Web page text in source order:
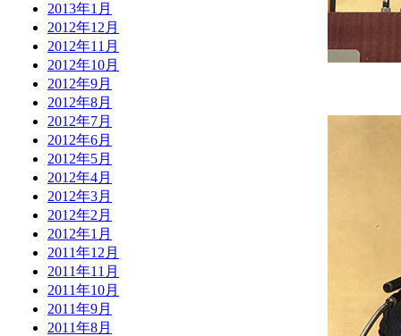
2013年1月
2012年12月
2012年11月
2012年10月
2012年9月
2012年8月
2012年7月
2012年6月
2012年5月
2012年4月
2012年3月
2012年2月
2012年1月
2011年12月
2011年11月
2011年10月
2011年9月
2011年8月